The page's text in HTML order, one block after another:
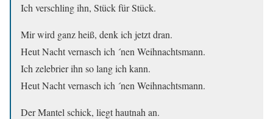
Ich verschling ihn, Stück für Stück.
Mir wird ganz heiß, denk ich jetzt dran.
Heut Nacht vernasch ich ´nen Weihnachtsmann.
Ich zelebrier ihn so lang ich kann.
Heut Nacht vernasch ich ´nen Weihnachtsmann.
Der Mantel schick, liegt hautnah an.